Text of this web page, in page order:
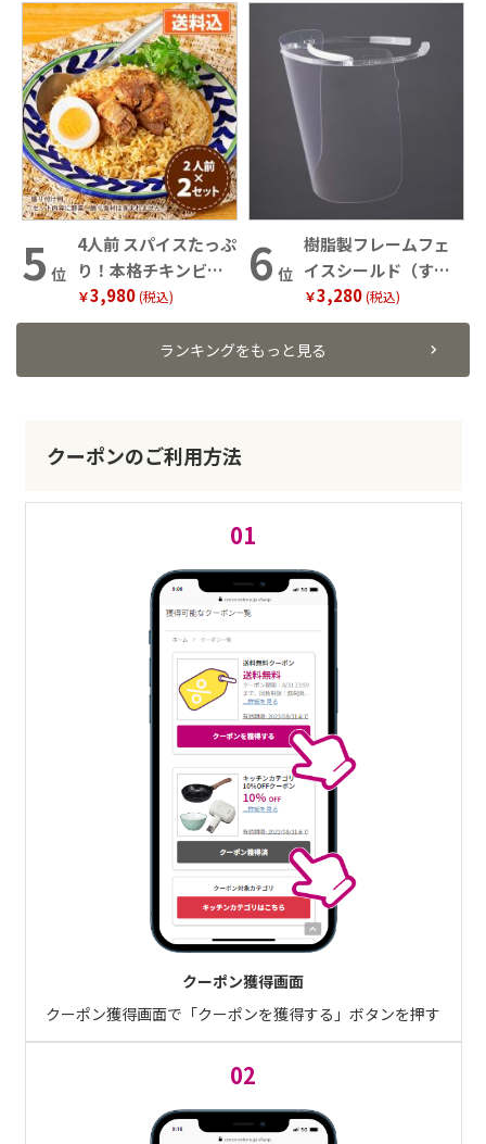
位
4人前 スパイスたっぷ
り！本格チキンビリ
ヤニ
￥3,980(税込)
位
樹脂製フレームフェ
イスシールド（すべ
り止め付き）
￥3,280(税込)
ランキングをもっと見る
クーポンのご利用方法
01
クーポン獲得画面
クーポン獲得画面で「クーポンを獲得する」ボタンを押す
02